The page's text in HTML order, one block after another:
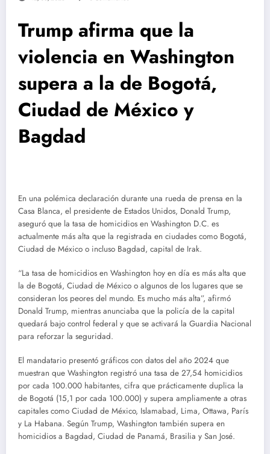
Trump afirma que la
violencia en Washington
supera a la de Bogotá,
Ciudad de México y
Bagdad
En una polémica declaración durante una rueda de prensa en la
Casa Blanca, el presidente de Estados Unidos, Donald Trump,
aseguró que la tasa de homicidios en Washington D.C. es
actualmente más alta que la registrada en ciudades como Bogotá,
Ciudad de México o incluso Bagdad, capital de Irak.
“La tasa de homicidios en Washington hoy en día es más alta que
la de Bogotá, Ciudad de México o algunos de los lugares que se
consideran los peores del mundo. Es mucho más alta”, afirmó
Donald Trump, mientras anunciaba que la policía de la capital
quedará bajo control federal y que se activará la Guardia Nacional
para reforzar la seguridad.
El mandatario presentó gráficos con datos del año 2024 que
muestran que Washington registró una tasa de 27,54 homicidios
por cada 100.000 habitantes, cifra que prácticamente duplica la
de Bogotá (15,1 por cada 100.000) y supera ampliamente a otras
capitales como Ciudad de México, Islamabad, Lima, Ottawa, París
y La Habana. Según Trump, Washington también supera en
homicidios a Bagdad, Ciudad de Panamá, Brasilia y San José.